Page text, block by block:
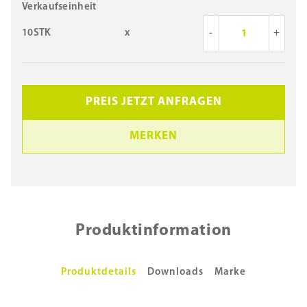
Verkaufseinheit
10STK x - +
PREIS JETZT ANFRAGEN
MERKEN
Produktinformation
Produktdetails Downloads Marke